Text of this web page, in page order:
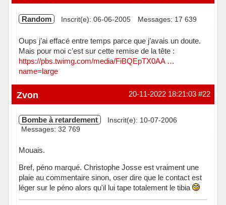
Random Inscrit(e): 06-06-2005 Messages: 17 639
Oups j’ai effacé entre temps parce que j’avais un doute.
Mais pour moi c’est sur cette remise de la tête :
https://pbs.twimg.com/media/FiBQEpTX0AA …
name=large
Hors ligne #22
20-11-2022 18:21:03
Zvon
Bombe à retardement
Inscrit(e): 10-07-2006
Messages: 32 769
Mouais.
Bref, péno marqué. Christophe Josse est vraiment une
plaie au commentaire sinon, oser dire que le contact est
léger sur le péno alors qu'il lui tape totalement le tibia